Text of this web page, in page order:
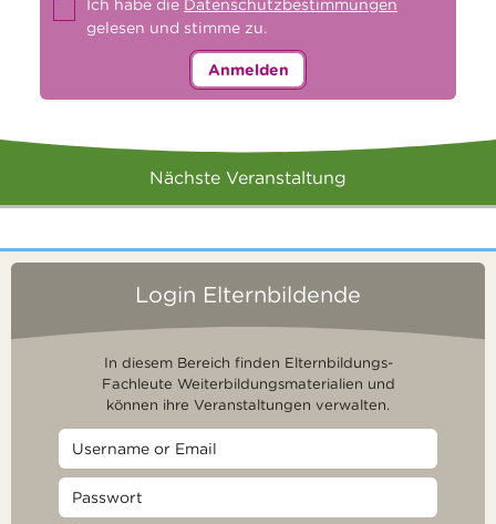
Ich habe die Datenschutzbestimmungen
gelesen und stimme zu.
Anmelden
Nächste Veranstaltung
Login Elternbildende
In diesem Bereich finden Elternbildungs-
Fachleute Weiterbildungsmaterialien und
können ihre Veranstaltungen verwalten.